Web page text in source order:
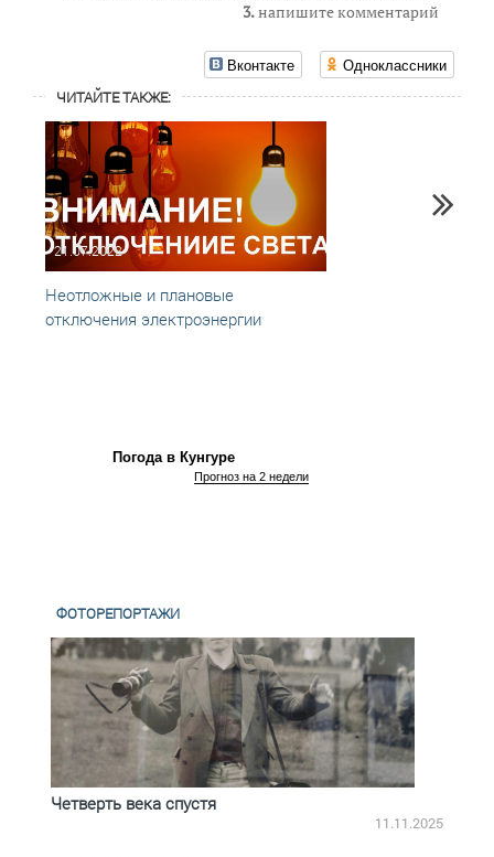
3.напишите комментарий
Вконтакте Одноклассники
ЧИТАЙТЕ ТАКЖЕ:
21.07.2022
Неотложные и плановые
отключения электроэнергии
Погода в Кунгуре
Прогноз на 2 недели
ФОТОРЕПОРТАЖИ
Четверть века спустя
11.11.2025